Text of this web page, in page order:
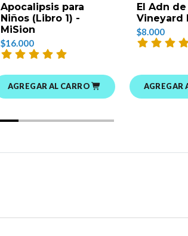
Apocalipsis para
Niños (Libro 1) -
MiSion
$16.000
AGREGAR AL CARRO
El Adn
Vineyard
$8.000
AGREGAR